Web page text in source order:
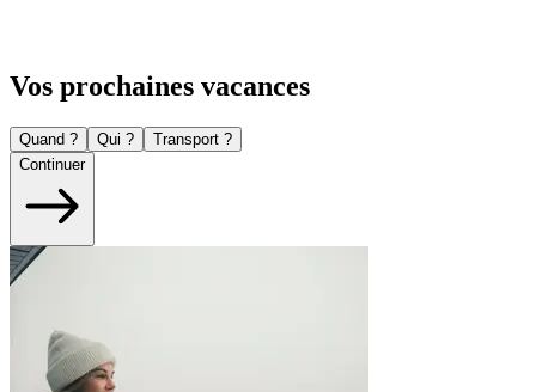
Vos prochaines vacances
Quand ? Qui ?
Transport ?
Continuer